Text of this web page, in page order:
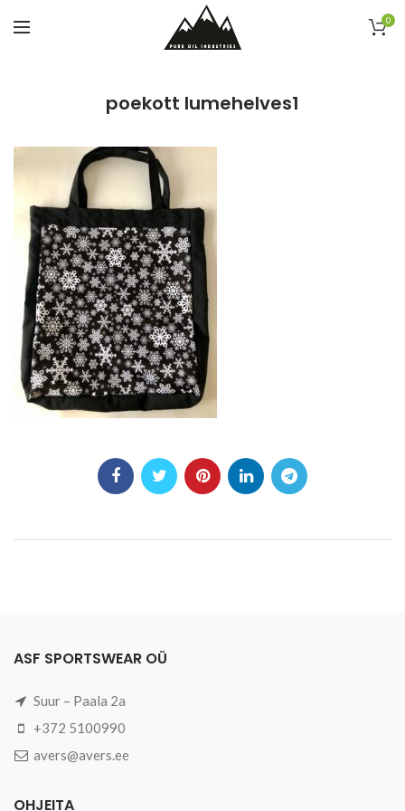
0
poekott lumehelves1
ASF SPORTSWEAR OÜ
Suur – Paala 2a
+372 5100990
avers@avers.ee
OHJEITA